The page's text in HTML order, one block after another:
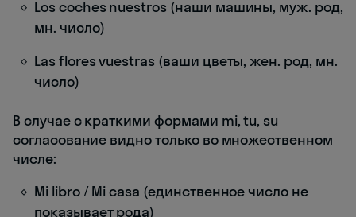
Los coches nuestros (наши машины, муж. род,
мн. число)
Las flores vuestras (ваши цветы, жен. род, мн.
число)
В случае с краткими формами mi, tu, su
согласование видно только во множественном
числе:
Mi libro / Mi casa (единственное число не
показывает рода)